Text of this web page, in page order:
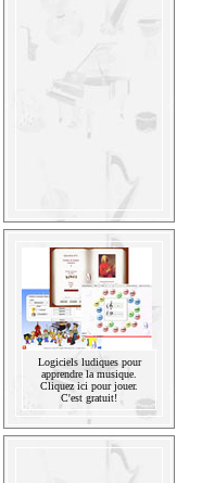
Logiciels ludiques pour
apprendre la musique.
Cliquez ici pour jouer.
C'est gratuit!